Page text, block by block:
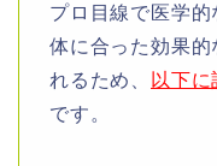
プロ目線で医学
体に合った効果的
れるため、
以下
です。